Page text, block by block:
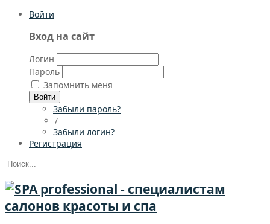
Войти
Вход на сайт
Логин
Пароль
Запомнить меня
Войти
Забыли пароль?
/
Забыли логин?
Регистрация